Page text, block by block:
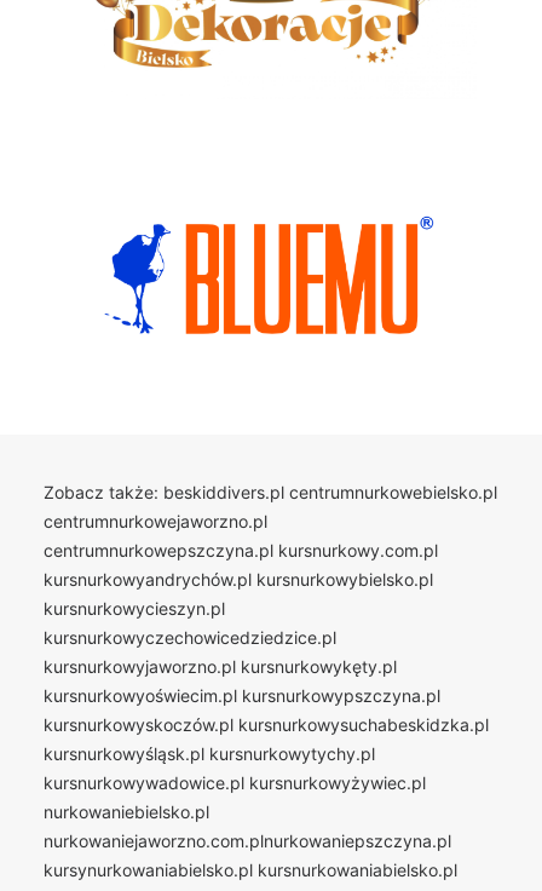
Zobacz także: beskiddivers.pl centrumnurkowebielsko.pl
centrumnurkowejaworzno.pl
centrumnurkowepszczyna.pl kursnurkowy.com.pl
kursnurkowyandrychów.pl kursnurkowybielsko.pl
kursnurkowycieszyn.pl
kursnurkowyczechowicedziedzice.pl
kursnurkowyjaworzno.pl kursnurkowykęty.pl
kursnurkowyoświecim.pl kursnurkowypszczyna.pl
kursnurkowyskoczów.pl kursnurkowysuchabeskidzka.pl
kursnurkowyśląsk.pl kursnurkowytychy.pl
kursnurkowywadowice.pl kursnurkowyżywiec.pl
nurkowaniebielsko.pl
nurkowaniejaworzno.com.plnurkowaniepszczyna.pl
kursynurkowaniabielsko.pl kursnurkowaniabielsko.pl